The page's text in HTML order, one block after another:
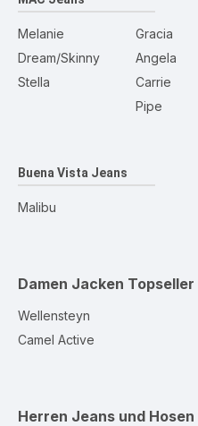
Melanie
Dream/Skinny
Stella
Gracia
Angela
Carrie
Pipe
Buena Vista Jeans
Malibu
Damen Jacken Topseller
Wellensteyn
Camel Active
Herren Jeans und Hosen